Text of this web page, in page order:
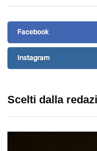
Facebook
Instagram
Scelti dalla